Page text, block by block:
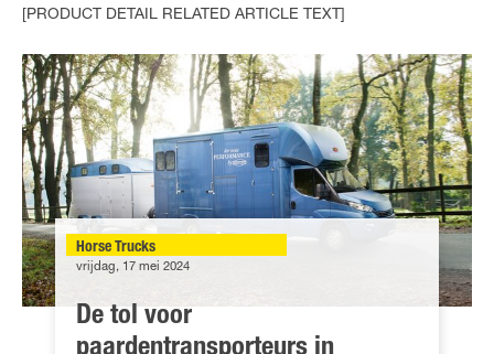
[PRODUCT DETAIL RELATED ARTICLE TEXT]
Horse Trucks
vrijdag, 17 mei 2024
De tol voor